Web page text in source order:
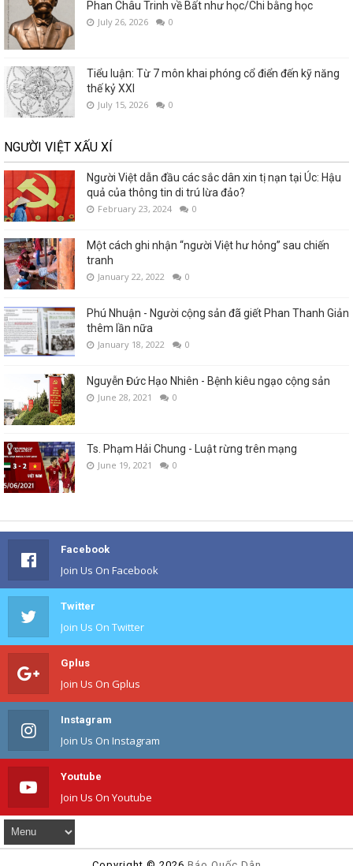
Phan Châu Trinh về Bất như học/Chi bằng học
July 26, 2026 0
Tiểu luận: Từ 7 môn khai phóng cổ điển đến kỹ năng
thế kỷ XXI
July 15, 2026 0
NGƯỜI VIỆT XẤU XÍ
Người Việt dẫn đầu các sắc dân xin tị nạn tại Úc: Hậu
quả của thông tin di trú lừa đảo?
February 23, 2024 0
Một cách ghi nhận “người Việt hư hỏng” sau chiến
tranh
January 22, 2022 0
Phú Nhuận - Người cộng sản đã giết Phan Thanh Giản
thêm lần nữa
January 18, 2022 0
Nguyễn Đức Hạo Nhiên - Bệnh kiêu ngạo cộng sản
June 28, 2021 0
Ts. Phạm Hải Chung - Luật rừng trên mạng
June 19, 2021 0
Facebook
Join Us On Facebook
Twitter
Join Us On Twitter
Gplus
Join Us On Gplus
Instagram
Join Us On Instagram
Youtube
Join Us On Youtube